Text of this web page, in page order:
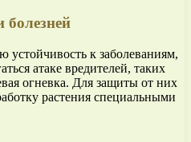
болезней
к заболеваниям,
атаке вредителей, таких
огневка. Для защиты от них
растения специальными